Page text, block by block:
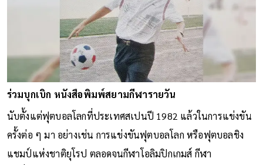
ร่วมบุกเบิก หนังสือพิมพ์สยามกีฬารายวัน
นับตั้งแต่ฟุตบอลโลกที่ประเทศสเปนปี 1982 แล้วในการแข่งขัน
ครั้งต่อ ๆ มา อย่างเช่น การแข่งขันฟุตบอลโลก หรือฟุตบอลชิง
แชมป์แห่งชาติยุโรป ตลอดจนกีฬาโอลิมปิกเกมส์ กีฬา